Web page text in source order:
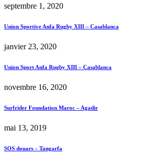
septembre 1, 2020
Union Sportive Anfa Rugby XIII – Casablanca
janvier 23, 2020
Union Sport Anfa Rugby XIII – Casablanca
novembre 16, 2020
Surfrider Foundation Maroc – Agadir
mai 13, 2019
SOS douars – Tangarfa